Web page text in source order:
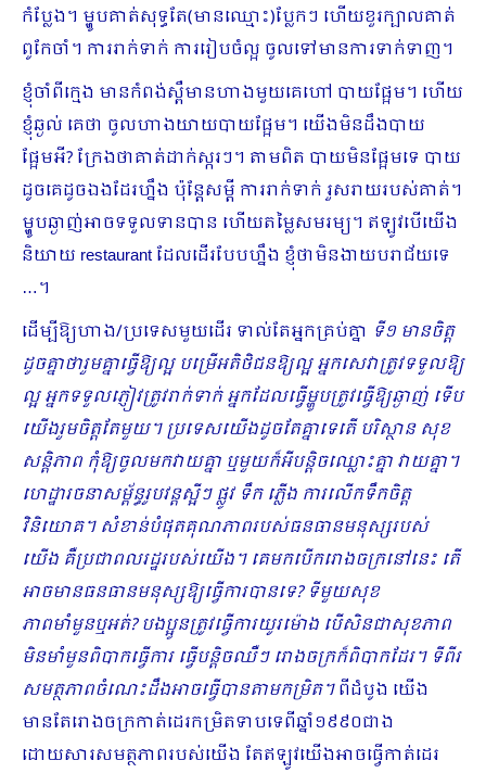
កំប្លែង។ ម្ហូបគាត់សុទ្ធតែ(មានឈ្មោះ)ប្លែកៗ ហើយខួរក្បាលគាត់
ពូកែចាំ។ ការរាក់ទាក់ ការរៀបចំល្អ ចូលទៅមានការទាក់ទាញ។
ខ្ញុំចាំពីក្មេង មានកំពង់ស្ពឺមានហាងមួយគេហៅ បាយផ្អែម។ ហើយ
ខ្ញុំឆ្ងល់ គេថា ចូលហាងយាយបាយផ្អែម។ យើងមិនដឹងបាយ
ផ្អែមអី? ក្រែងថាគាត់ដាក់ស្ករៗ។ តាមពិត បាយមិនផ្អែមទេ បាយ
ដូចគេដូចឯងដែរហ្នឹង ប៉ុន្តែសម្ដី ការរាក់ទាក់ រួសរាយរបស់គាត់។
ម្ហូបឆ្ងាញ់អាចទទួលទានបាន ហើយតម្លៃសមរម្យ។ ឥឡូវបើយើង
និយាយ restaurant ដែលដើរបែបហ្នឹង ខ្ញុំថាមិនងាយបរាជ័យទេ
…។
ដើម្បីឱ្យហាង/ប្រទេសមួយដើរ ទាល់តែអ្នកគ្រប់គ្នា ទី១ មានចិត្ត
ដូចគ្នាថារួមគ្នាធ្វើឱ្យល្អ បម្រើអតិថិជនឱ្យល្អ អ្នកសេវាត្រូវទទួលឱ្យ
ល្អ អ្នកទទួលភ្ញៀវត្រូវរាក់ទាក់ អ្នកដែលធ្វើម្ហូបត្រូវធ្វើឱ្យឆ្ងាញ់ ទើប
យើងរួមចិត្តតែមួយ​។ ប្រទេសយើងដូចតែគ្នាទេតើ បរិស្ថាន សុខ
សន្តិភាព កុំឱ្យចូលមកវាយគ្នា ឬមួយក៏អីបន្តិចឈ្លោះគ្នា វាយគ្នា។
ហេដ្ឋារចនាសម្ព័ន្ធរូបវន្តស្អីៗ​ ផ្លូវ ទឹក ភ្លើង ការលើកទឹកចិត្ត
វិនិយោគ។ សំខាន់បំផុតគុណភាពរបស់ធនធានមនុស្សរបស់
យើង គឺប្រជាពលរដ្ឋរបស់យើង។ គេមកបើករោងចក្រនៅនេះ តើ
អាចមានធនធានមនុស្សឱ្យធ្វើការបានទេ? ទីមួយសុខ
ភាពមាំមួនឬអត់? ​បងប្អូនត្រូវធ្វើការយូរម៉ោង បើសិនជាសុខភាព
មិនមាំមួនពិបាកធ្វើការ ធ្វើបន្តិចឈឺៗ រោងចក្រក៏ពិបាកដែរ។ ទីពីរ
សមត្ថភាពចំណេះដឹងអាចធ្វើបានតាមកម្រិត។ពីដំបូង យើង
មានតែរោងចក្រកាត់ដេរកម្រិតទាបទេពីឆ្នាំ១៩៩០ជាង
ដោយសារសមត្ថភាពរបស់យើង តែឥឡូវយើងអាចធ្វើកាត់ដេរ